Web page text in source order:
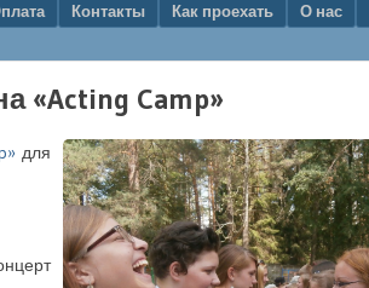
Контакты Как проехать О нас
«Acting Camp»
для